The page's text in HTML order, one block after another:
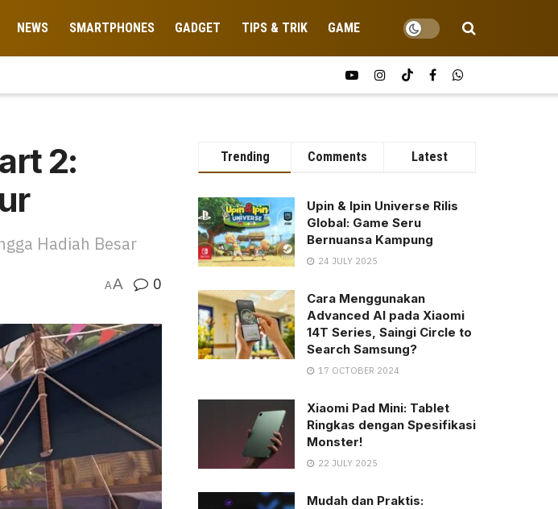
NEWS SMARTPHONES GADGET TIPS & TRIK GAME
2:
Hadiah Besar
AA 0
Trending Comments Latest
Upin & Ipin Universe Rilis
Global: Game Seru
Bernuansa Kampung
24 JULY 2025
Cara Menggunakan
Advanced AI pada Xiaomi
14T Series, Saingi Circle to
Search Samsung?
17 OCTOBER 2024
Xiaomi Pad Mini: Tablet
Ringkas dengan Spesifikasi
Monster!
22 JULY 2025
Mudah dan Praktis: